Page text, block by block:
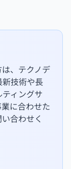
、テクノデ
技術や長
ィングサ
に合わせた
合わせく